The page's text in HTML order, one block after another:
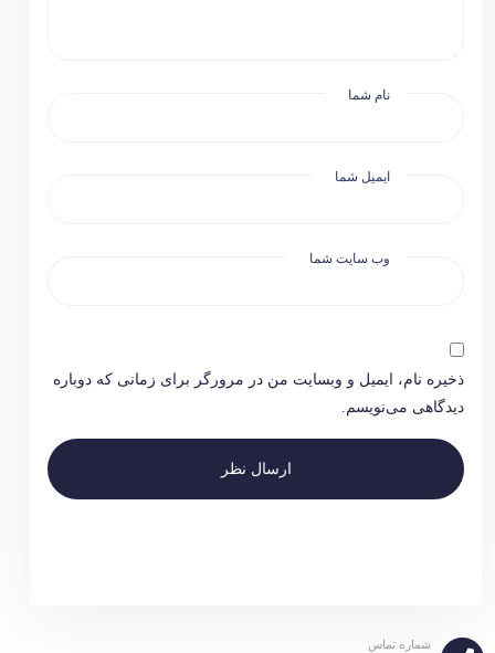
نام شما
ایمیل شما
وب سایت شما
ذخیره نام، ایمیل و وبسایت من در مرورگر برای زمانی که دوباره
دیدگاهی می‌نویسم.
ارسال نظر
شماره تماس